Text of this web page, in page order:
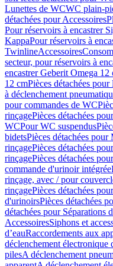
Lunettes de WCWC plain-
détachées pour Accessoires
Pour réservoirs à encastrer
KappaPour réservoirs à
TwinlineAccessoires
secteur, pour réservoirs à
encastrer Geberit Omega 12
12 cmPièces détachées
à déclenchement
pour commandes de WC
rinçagePièces détachées
WCPour WC suspendus
bidetsPièces détachées
rinçagePièces détachées
rinçagePièces détachées
commande d'urinoir intégrée
rinçage, avec / pour
rinçagePièces détachées
d'urinoirsPièces détachées
détachées pour Séparations
AccessoiresSiphons et
d’eauRaccordements aux
déclenchement électronique
pilesA déclenchement